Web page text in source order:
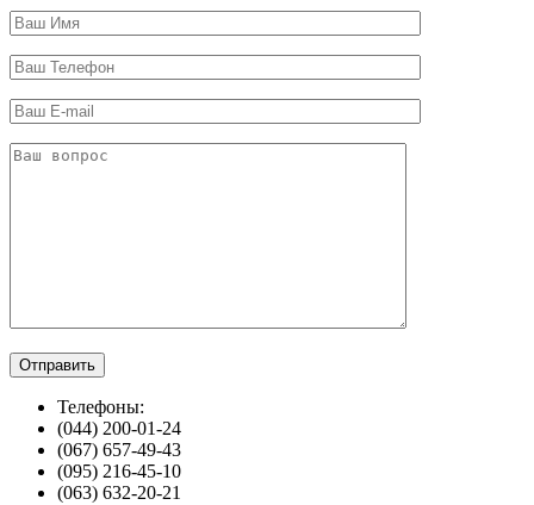
Телефоны:
(044) 200-01-24
(067) 657-49-43
(095) 216-45-10
(063) 632-20-21